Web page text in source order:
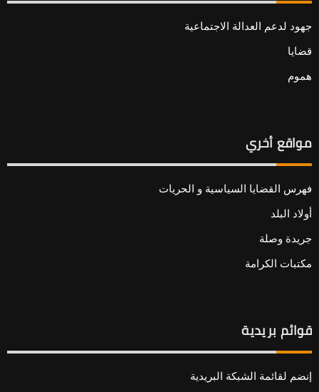
جهود لدعم العدالة الاجتماعية
قضايا
هموم
مواقع أخري
فهرس القضايا السياسية و الحريات
أولاد البلد
جريدة وصلة
مكتبات الكرامة
قوائم بريدية
إنضم لقائمة الشبكة البريدية